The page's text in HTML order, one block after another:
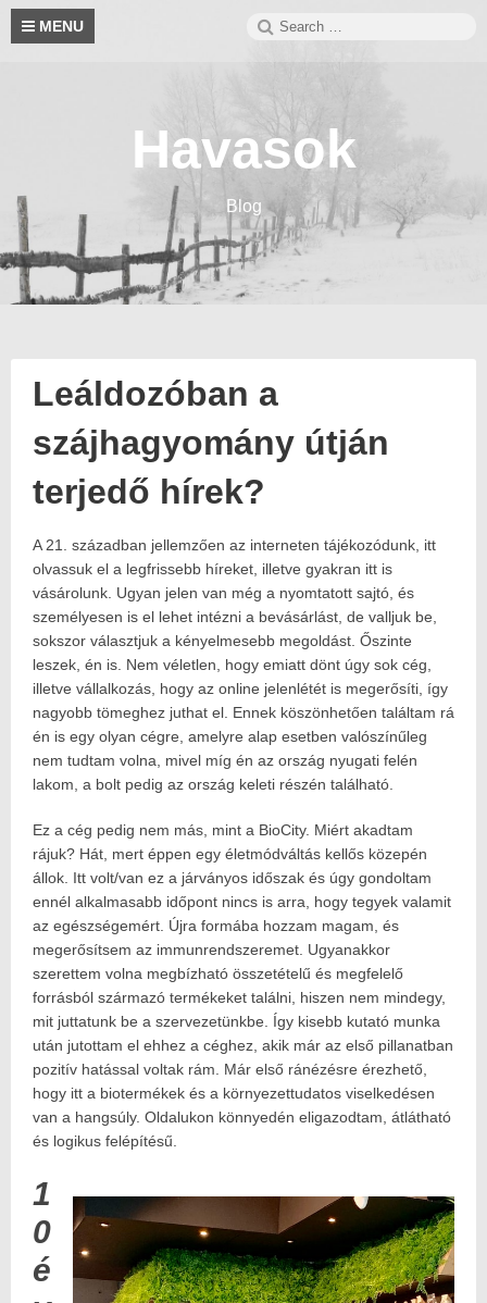
Skip
content
MENU
Search
Havasok
Blog
Leáldozóban a
szájhagyomány útján
terjedő hírek?
Posted
2021.07.04. 2024.08.14.
Author:
Havasokka
A 21. században jellemzően az interneten tájékozódunk, itt
olvassuk el a legfrissebb híreket, illetve gyakran itt is
vásárolunk. Ugyan jelen van még a nyomtatott sajtó, és
személyesen is el lehet intézni a bevásárlást, de valljuk be,
sokszor választjuk a kényelmesebb megoldást. Őszinte
leszek, én is. Nem véletlen, hogy emiatt dönt úgy sok cég,
illetve vállalkozás, hogy az online jelenlétét is megerősíti, így
nagyobb tömeghez juthat el. Ennek köszönhetően találtam rá
én is egy olyan cégre, amelyre alap esetben valószínűleg
nem tudtam volna, mivel míg én az ország nyugati felén
lakom, a bolt pedig az ország keleti részén található.
Ez a cég pedig nem más, mint a BioCity. Miért akadtam
rájuk? Hát, mert éppen egy életmódváltás kellős közepén
állok. Itt volt/van ez a járványos időszak és úgy gondoltam
ennél alkalmasabb időpont nincs is arra, hogy tegyek valamit
az egészségemért. Újra formába hozzam magam, és
megerősítsem az immunrendszeremet. Ugyanakkor
szerettem volna megbízható összetételű és megfelelő
forrásból származó termékeket találni, hiszen nem mindegy,
mit juttatunk be a szervezetünkbe. Így kisebb kutató munka
után jutottam el ehhez a céghez, akik már az első pillanatban
pozitív hatással voltak rám. Már első ránézésre érezhető,
hogy itt a biotermékek és a környezettudatos viselkedésen
van a hangsúly. Oldalukon könnyedén eligazodtam, átlátható
és logikus felépítésű.
1
0
é